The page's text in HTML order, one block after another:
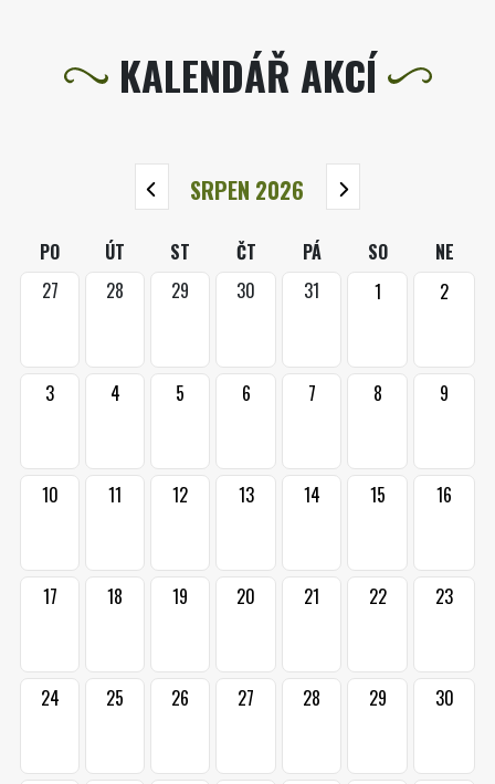
KALENDÁŘ AKCÍ
SRPEN 2026
PO ÚT ST ČT PÁ SO
NE
27
28 29 30 31 1 2
3 4 5 6 7 8 9
10 11 12 13 14 15 16
17 18 19 20 21 22 23
24 25 26 27 28 29 30